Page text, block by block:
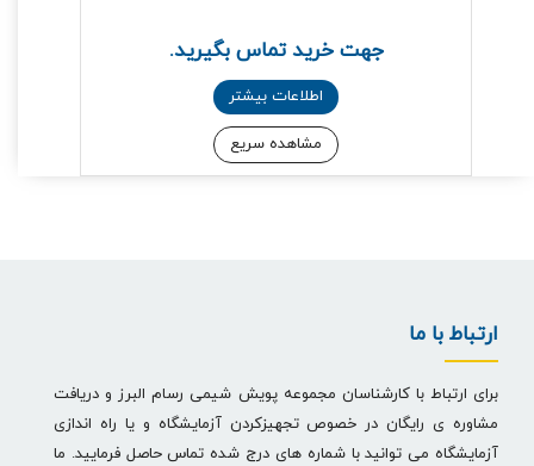
جهت خرید تماس بگیرید.
اطلاعات بیشتر
مشاهده سریع
ارتباط با ما
برای ارتباط با کارشناسان مجموعه پویش شیمی رسام البرز و دریافت
مشاوره ی رایگان در خصوص تجهیزکردن آزمایشگاه و یا راه اندازی
آزمایشگاه می توانید با شماره های درج شده تماس حاصل فرمایید. ما